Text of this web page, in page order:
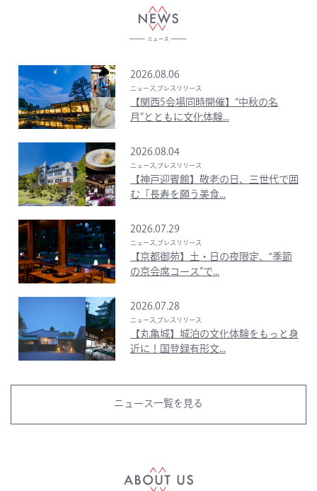
2026.08.06
ニュース,プレスリリース
【関西5会場同時開催】“中秋の名
月”とともに文化体験...
2026.08.04
ニュース,プレスリリース
【神戸迎賓館】敬老の日、三世代で囲
む「長寿を願う美食...
2026.07.29
ニュース,プレスリリース
【京都御苑】土・日の夜限定、‟季節
の京会席コース”で...
2026.07.28
ニュース,プレスリリース
【丸亀城】城泊の文化体験をもっと身
近に！国登録有形文...
ニュース一覧を見る